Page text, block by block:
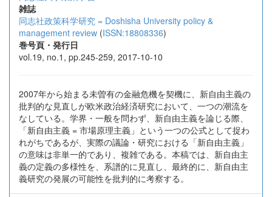
雑誌
同志社政策科学研究 = Doshisha University policy &
management review (ISSN:18808336)
巻号頁・発行日
vol.19, no.1, pp.245-259, 2017-10-10
2007年から始まる未曽有の金融危機を契機に、新自由主義の
批判的な見直しが欧米政治経済研究において、一つの潮流を
なしている。学界・一般を問わず、新自由主義を論じる際、
「新自由主義 = 市場原理主義」という一つの公式として捉わ
れがちであるが、実際の議論・研究における「新自由主義」
の意味は非単一的であり、複雑である。本稿では、新自由主
義の定義の多様性を、系譜的に見直し、最終的に、新自由主
義研究の発展の可能性を批判的に考察する。